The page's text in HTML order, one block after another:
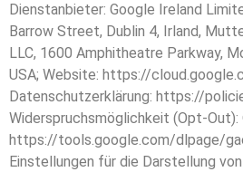
Dienstanbieter: Google Ireland
Barrow Street, Dublin 4, Irland,
LLC, 1600 Amphitheatre Parkway,
USA; Website: https://
Datenschutzerklärung: https://
Widerspruchsmöglichkeit (Opt-Out):
https://tools.google.com/dlpage/
Einstellungen für die Darstellung